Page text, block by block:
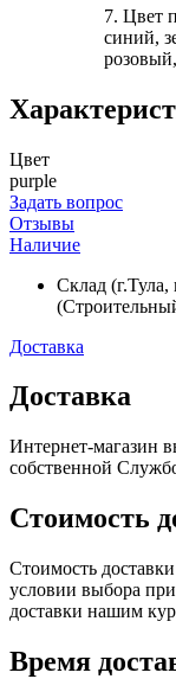
7. Цвет
синий,
Цвет
purple
Задать вопрос
Отзывы
Наличие
Склад
Доставка
Доставка
Интернет-магазин
собственной
Стоимость
Стоимость
условии выбора при
доставки нашим
Время